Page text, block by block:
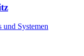
Systemen